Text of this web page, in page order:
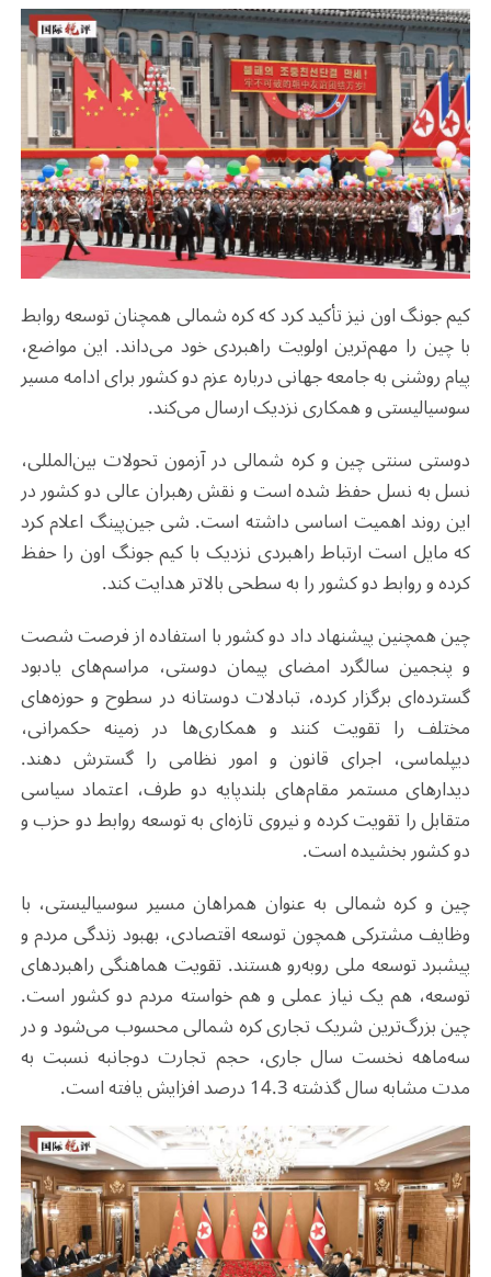
کیم جونگ اون نیز تأکید کرد که کره شمالی همچنان توسعه روابط
با چین را مهم‌ترین اولویت راهبردی خود می‌داند. این مواضع،
پیام روشنی به جامعه جهانی درباره عزم دو کشور برای ادامه مسیر
سوسیالیستی و همکاری نزدیک ارسال می‌کند.
دوستی سنتی چین و کره شمالی در آزمون تحولات بین‌المللی،
نسل به نسل حفظ شده است و نقش رهبران عالی دو کشور در
این روند اهمیت اساسی داشته است. شی جین‌پینگ اعلام کرد
که مایل است ارتباط راهبردی نزدیک با کیم جونگ اون را حفظ
کرده و روابط دو کشور را به سطحی بالاتر هدایت کند.
چین همچنین پیشنهاد داد دو کشور با استفاده از فرصت شصت
و پنجمین سالگرد امضای پیمان دوستی، مراسم‌های یادبود
گسترده‌ای برگزار کرده، تبادلات دوستانه در سطوح و حوزه‌های
مختلف را تقویت کنند و همکاری‌ها در زمینه حکمرانی،
دیپلماسی، اجرای قانون و امور نظامی را گسترش دهند.
دیدارهای مستمر مقام‌های بلندپایه دو طرف، اعتماد سیاسی
متقابل را تقویت کرده و نیروی تازه‌ای به توسعه روابط دو حزب و
دو کشور بخشیده است.
چین و کره شمالی به عنوان همراهان مسیر سوسیالیستی، با
وظایف مشترکی همچون توسعه اقتصادی، بهبود زندگی مردم و
پیشبرد توسعه ملی روبه‌رو هستند. تقویت هماهنگی راهبردهای
توسعه، هم یک نیاز عملی و هم خواسته مردم دو کشور است.
چین بزرگ‌ترین شریک تجاری کره شمالی محسوب می‌شود و در
سه‌ماهه نخست سال جاری، حجم تجارت دوجانبه نسبت به
مدت مشابه سال گذشته 14.3 درصد افزایش یافته است
.